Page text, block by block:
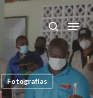
search
Menu
Fotografías
Close
Menu